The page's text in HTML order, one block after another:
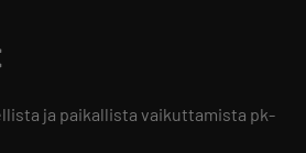
ja paikallista vaikuttamista pk-